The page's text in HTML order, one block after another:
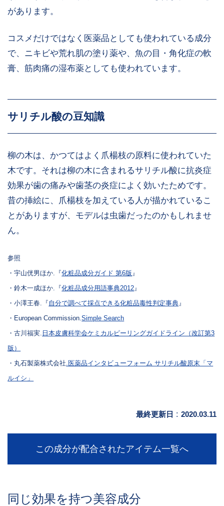
があります。
コスメだけではなく医薬品としても使われている成分
で、ニキビや荒れ肌の塗り薬や、魚の目・角化症の軟
膏、筋肉痛の湿布薬としても使われています。
サリチル酸の豆知識
柳の木は、かつてはよく爪楊枝の原料に使われていた
木です。それは柳の木に含まれるサリチル酸に抗炎症
効果が歯の痛みや歯茎の炎症によく効いたためです。
昔の挿絵に、爪楊枝を加えている人が描かれているこ
とがありますが、モデルは虫歯だったのかもしれませ
ん。
参照
・宇山侊男ほか.『化粧品成分ガイド 第6版』
・鈴木一成ほか.『化粧品成分用語事典2012』
・小澤王春.『自分で調べて採点できる化粧品毒性判定事典』
・European Commission.Simple Search
・古川福実. 日本皮膚科学会ケミカルピーリングガイドライン（改訂第3
版）
・丸石製薬株式会社.医薬品インタビューフォーム サリチル酸原末「マ
ルイシ」
最終更新日 : 2020.03.11
この成分が配合されたアイテム一覧へ
同じ効果を持つ美容成分